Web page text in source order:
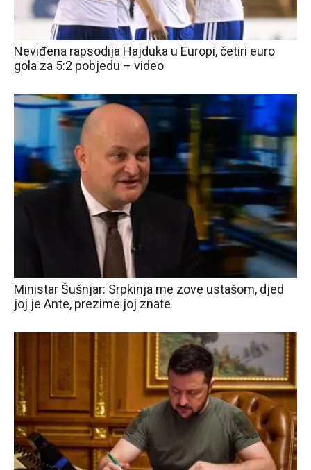
Neviđena rapsodija Hajduka u Europi, četiri euro
gola za 5:2 pobjedu – video
Ministar Šušnjar: Srpkinja me zove ustašom, djed
joj je Ante, prezime joj znate